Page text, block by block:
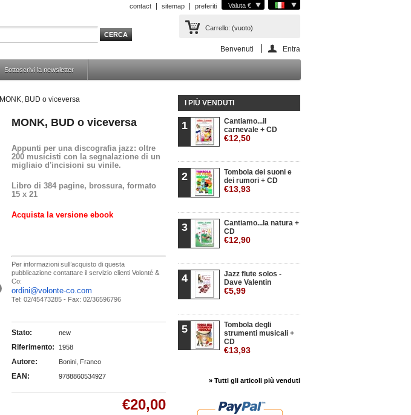
Valuta €
contact sitemap preferiti
Carrello: (vuoto)
Benvenuti Entra
Sottoscrivi la newsletter
MONK, BUD o viceversa
MONK, BUD o viceversa
Appunti per una discografia jazz: o ltre
200 musicisti con la segnalazione di un
migliaio d'incisioni su vinile.
Libro di 384 pagine, brossura, formato
15 x 21
Acquista la versione ebook
Per informazioni sull’acquisto di questa
pubblicazione contattare il servizio clienti Volonté &
Co:
ordini@volonte-co.com
Tel: 02/45473285 - Fax: 02/36596796
Stato: new
Riferimento: 1958
Autore: Bonini, Franco
EAN: 9788860534927
€20,00
I PIÙ VENDUTI
1
Cantiamo...il
carnevale + CD
€12,50
2
Tombola dei suoni e
dei rumori + CD
€13,93
3
Cantiamo...la natura +
CD
€12,90
4
Jazz flute solos -
Dave Valentin
€5,99
5
Tombola degli
strumenti musicali +
CD
€13,93
» Tutti gli articoli più venduti